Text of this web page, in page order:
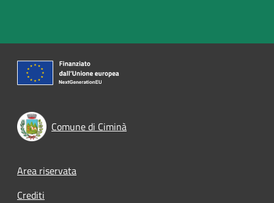
Comune di Ciminà
Footer menu
Area riservata
Crediti